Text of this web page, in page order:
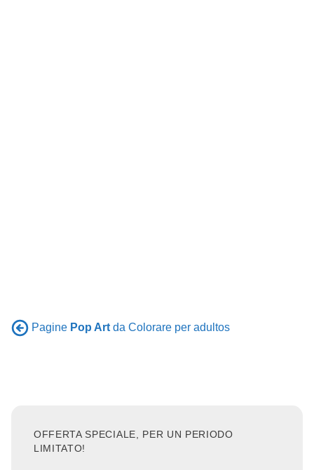
Pagine Pop Art da Colorare per adultos
OFFERTA SPECIALE, PER UN PERIODO
LIMITATO!